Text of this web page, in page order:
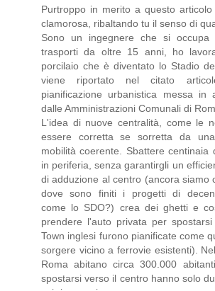
Purtroppo in merito a questo
clamorosa, ribaltando tu il senso di
Sono un ingegnere che si occupa
trasporti da oltre 15 anni, ho
porcilaio che è diventato lo Stadio
viene riportato nel citato
pianificazione urbanistica messa
dalle Amministrazioni Comunali di
L'idea di nuove centralità, come le
essere corretta se sorretta da
mobilità coerente. Sbattere centinaia
in periferia, senza garantirgli un
di adduzione al centro (ancora siamo
dove sono finiti i progetti di
come lo SDO?) crea dei ghetti e
prendere l'auto privata per
Town inglesi furono pianificate come
sorgere vicino a ferrovie esistenti).
Roma abitano circa 300.000
spostarsi verso il centro hanno solo